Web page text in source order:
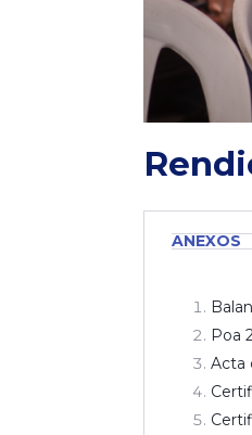
ANEXOS
Poa
Acta